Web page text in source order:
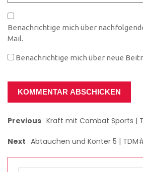
Benachrichtige mich über
Mail.
Benachrichtige mich über neue
Previous Kraft mit Combat Sports |
Next Abtauchen und Konter 5 |